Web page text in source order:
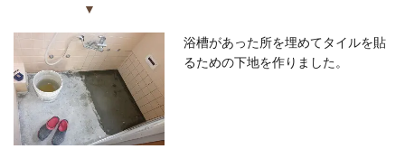
▼
浴槽があった所を埋めてタイルを貼
るための下地を作りました。